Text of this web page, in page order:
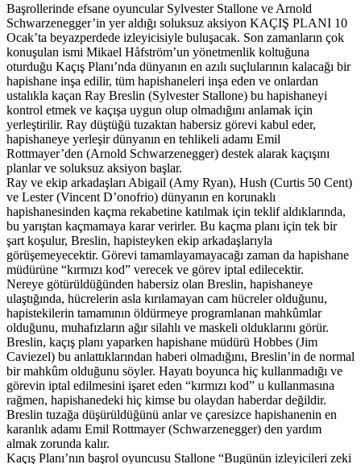
Başrollerinde efsane oyuncular Sylvester Stallone ve Arnold
Schwarzenegger’in yer aldığı soluksuz aksiyon KAÇIŞ PLANI 10
Ocak’ta beyazperdede izleyicisiyle buluşacak. Son zamanların çok
konuşulan ismi Mikael Håfström’un yönetmenlik koltuğuna
oturduğu Kaçış Planı’nda dünyanın en azılı suçlularının kalacağı bir
hapishane inşa edilir, tüm hapishaneleri inşa eden ve onlardan
ustalıkla kaçan Ray Breslin (Sylvester Stallone) bu hapishaneyi
kontrol etmek ve kaçışa uygun olup olmadığını anlamak için
yerleştirilir. Ray düştüğü tuzaktan habersiz görevi kabul eder,
hapishaneye yerleşir dünyanın en tehlikeli adamı Emil
Rottmayer’den (Arnold Schwarzenegger) destek alarak kaçışını
planlar ve soluksuz aksiyon başlar.
Ray ve ekip arkadaşları Abigail (Amy Ryan), Hush (Curtis 50 Cent)
ve Lester (Vincent D’onofrio) dünyanın en korunaklı
hapishanesinden kaçma rekabetine katılmak için teklif aldıklarında,
bu yarıştan kaçmamaya karar verirler. Bu kaçma planı için tek bir
şart koşulur, Breslin, hapisteyken ekip arkadaşlarıyla
görüşemeyecektir. Görevi tamamlayamayacağı zaman da hapishane
müdürüne “kırmızı kod” verecek ve görev iptal edilecektir.
Nereye götürüldüğünden habersiz olan Breslin, hapishaneye
ulaştığında, hücrelerin asla kırılamayan cam hücreler olduğunu,
hapistekilerin tamamının öldürmeye programlanan mahkûmlar
olduğunu, muhafızların ağır silahlı ve maskeli olduklarını görür.
Breslin, kaçış planı yaparken hapishane müdürü Hobbes (Jim
Caviezel) bu anlattıklarından haberi olmadığını, Breslin’in de normal
bir mahkûm olduğunu söyler. Hayatı boyunca hiç kullanmadığı ve
görevin iptal edilmesini işaret eden “kırmızı kod” u kullanmasına
rağmen, hapishanedeki hiç kimse bu olaydan haberdar değildir.
Breslin tuzağa düşürüldüğünü anlar ve çaresizce hapishanenin en
karanlık adamı Emil Rottmayer (Schwarzenegger) den yardım
almak zorunda kalır.
Kaçış Planı’nın başrol oyuncusu Stallone “Bugünün izleyicileri zeki